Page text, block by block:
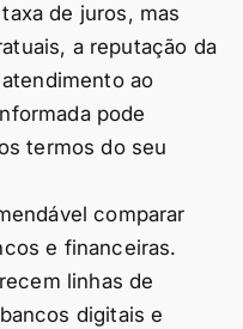
de juros, mas
a reputação da
ao
pode
termos do seu
comparar
e financeiras.
linhas de
digitais e